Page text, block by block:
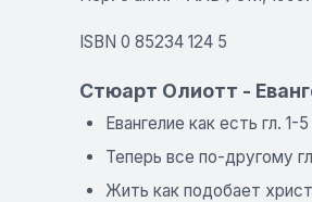
ISBN 0 85234 124 5
Стюарт Олиотт -
Евангелие как есть гл. 1-5
Теперь все по-другому
Жить как подобает